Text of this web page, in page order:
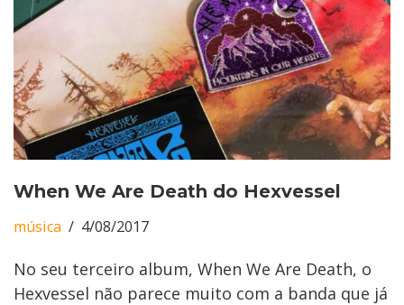
When We Are Death do Hexvessel
música 4/08/2017
No seu terceiro album, When We Are Death, o
Hexvessel não parece muito com a banda que já